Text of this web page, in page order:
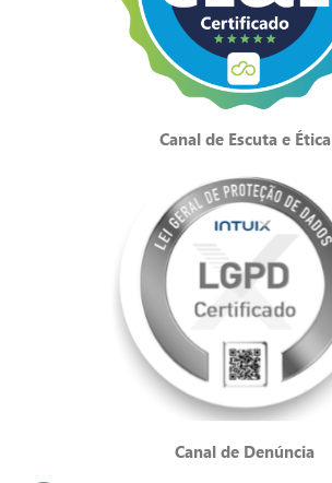
Canal de Escuta e Ética
Canal de Denúncia